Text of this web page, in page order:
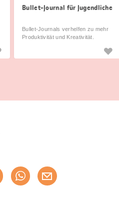
Bullet-Journal für Jugendliche
Bullet-Journals verhelfen zu mehr
Produktivität und Kreativität.
Jetzt weiterempfehlen